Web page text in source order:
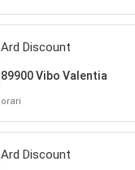
Ard Discount
89900 Vibo Valentia
orari
Ard Discount